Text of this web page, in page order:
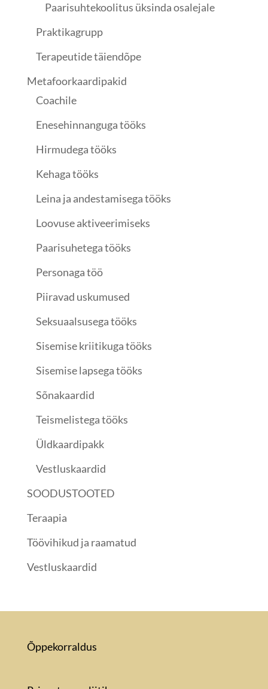
Paarisuhtekoolitus üksinda osalejale
Praktikagrupp
Terapeutide täiendõpe
Metafoorkaardipakid
Coachile
Enesehinnanguga tööks
Hirmudega tööks
Kehaga tööks
Leina ja andestamisega tööks
Loovuse aktiveerimiseks
Paarisuhetega tööks
Personaga töö
Piiravad uskumused
Seksuaalsusega tööks
Sisemise kriitikuga tööks
Sisemise lapsega tööks
Sõnakaardid
Teismelistega tööks
Üldkaardipakk
Vestluskaardid
SOODUSTOOTED
Teraapia
Töövihikud ja raamatud
Vestluskaardid
Õppekorraldus